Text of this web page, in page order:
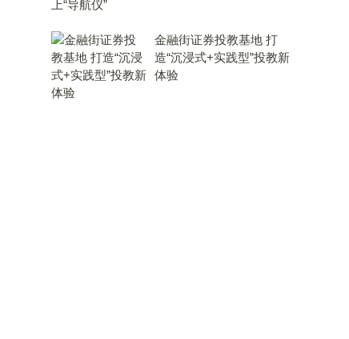
金融街证券投教基地 打
造“沉浸式+实践型”投教新
体验